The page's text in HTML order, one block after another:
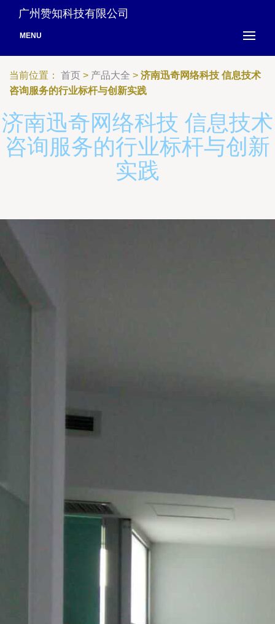
广州赞知科技有限公司
MENU
当前位置： 首页 > 产品大全 > 济南迅奇网络科技 信息技术
咨询服务的行业标杆与创新实践
济南迅奇网络科技 信息技术
咨询服务的行业标杆与创新
实践